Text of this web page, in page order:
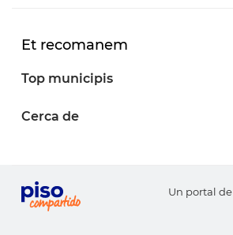
Et recomanem
Top municipis
Cerca de
Un portal de